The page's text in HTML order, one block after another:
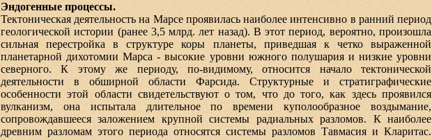
Эндогенные процессы.
Тектоническая деятельность на Марсе проявилась наиболее интенсивно в ранний период
геологической истории (ранее 3,5 млрд. лет назад). В этот период, вероятно, произошла
сильная перестройка в структуре коры планеты, приведшая к четко выраженной
планетарной дихотомии Марса - высокие уровни южного полушария и низкие уровни
северного. К этому же периоду, по-видимому, относится начало тектонической
деятельности в обширной области Фарсида. Структурные и стратиграфические
особенности этой области свидетельствуют о том, что до того, как здесь проявился
вулканизм, она испытала длительное по времени куполообразное воздымание,
сопровождавшееся заложением крупной системы радиальных разломов. К наиболее
древним разломам этого периода относятся системы разломов Тавмасия и Кларитас.